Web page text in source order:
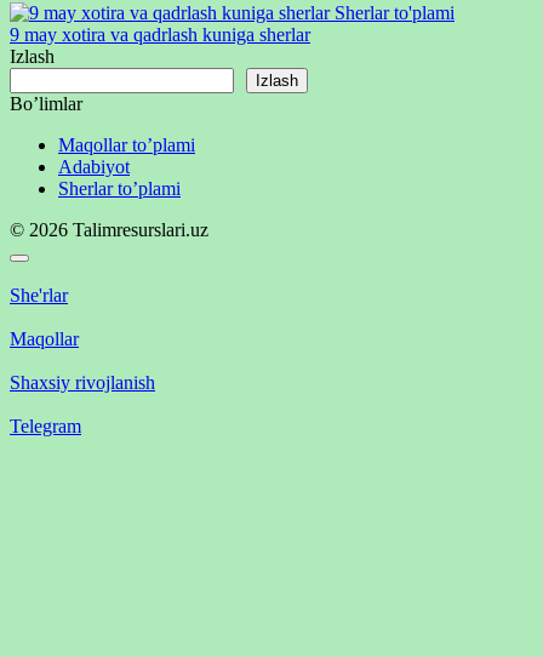
Sherlar to'plami
9 may xotira va qadrlash kuniga sherlar
Izlash
Izlash
Bo’limlar
Maqollar to’plami
Adabiyot
Sherlar to’plami
© 2026 Talimresurslari.uz
She'rlar
Maqollar
Shaxsiy rivojlanish
Telegram